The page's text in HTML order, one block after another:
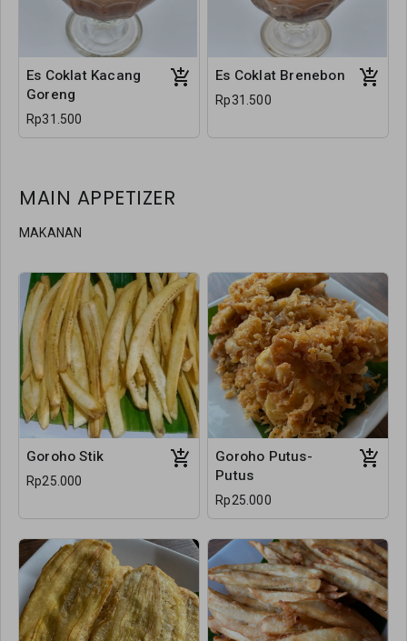
Es Coklat Kacang
Goreng
Rp31.500
Es Coklat Brenebon
Rp31.500
MAIN APPETIZER
MAKANAN
Goroho Stik
Rp25.000
Goroho Putus-
Putus
Rp25.000